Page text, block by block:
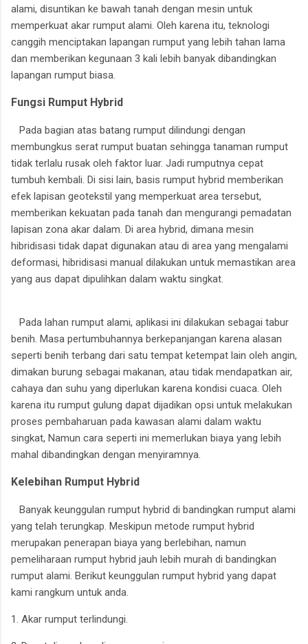
alami, disuntikan ke bawah tanah dengan mesin untuk
memperkuat akar rumput alami. Oleh karena itu, teknologi
canggih menciptakan lapangan rumput yang lebih tahan lama
dan memberikan kegunaan 3 kali lebih banyak dibandingkan
lapangan rumput biasa.
Fungsi Rumput Hybrid
Pada bagian atas batang rumput dilindungi dengan
membungkus serat rumput buatan sehingga tanaman rumput
tidak terlalu rusak oleh faktor luar. Jadi rumputnya cepat
tumbuh kembali. Di sisi lain, basis rumput hybrid memberikan
efek lapisan geotekstil yang memperkuat area tersebut,
memberikan kekuatan pada tanah dan mengurangi pemadatan
lapisan zona akar dalam. Di area hybrid, dimana mesin
hibridisasi tidak dapat digunakan atau di area yang mengalami
deformasi, hibridisasi manual dilakukan untuk memastikan area
yang aus dapat dipulihkan dalam waktu singkat.
Pada lahan rumput alami, aplikasi ini dilakukan sebagai tabur
benih. Masa pertumbuhannya berkepanjangan karena alasan
seperti benih terbang dari satu tempat ketempat lain oleh angin,
dimakan burung sebagai makanan, atau tidak mendapatkan air,
cahaya dan suhu yang diperlukan karena kondisi cuaca. Oleh
karena itu rumput gulung dapat dijadikan opsi untuk melakukan
proses pembaharuan pada kawasan alami dalam waktu
singkat, Namun cara seperti ini memerlukan biaya yang lebih
mahal dibandingkan dengan menyiramnya.
Kelebihan Rumput Hybrid
Banyak keunggulan rumput hybrid di bandingkan rumput alami
yang telah terungkap. Meskipun metode rumput hybrid
merupakan penerapan biaya yang berlebihan, namun
pemeliharaan rumput hybrid jauh lebih murah di bandingkan
rumput alami. Berikut keunggulan rumput hybrid yang dapat
kami rangkum untuk anda.
1. Akar rumput terlindungi.